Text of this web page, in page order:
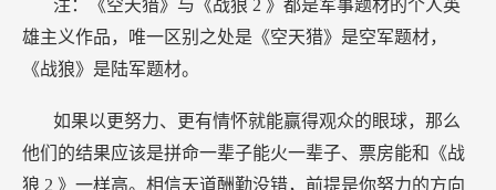
注：《空天猎》与《战狼 2 》都是军事题材的个人英
雄主义作品，唯一区别之处是《空天猎》是空军题材，
《战狼》是陆军题材。
如果以更努力、更有情怀就能赢得观众的眼球，那么
他们的结果应该是拼命一辈子能火一辈子、票房能和《战
狼 2 》一样高。相信天道酬勤没错，前提是你努力的方向